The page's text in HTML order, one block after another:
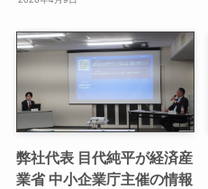
弊社代表 目代純平が経済産
業省 中小企業庁主催の情報